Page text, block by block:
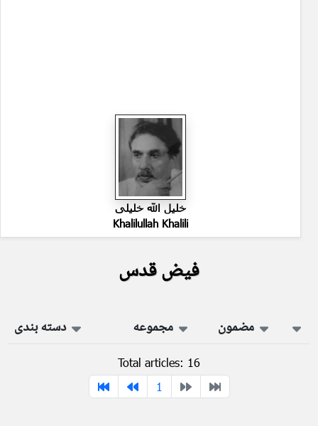
خلیل الله خلیلی
Khalilullah Khalili
فیض قدس
مضمون مجموعه دسته بندی
Total articles: 16
1